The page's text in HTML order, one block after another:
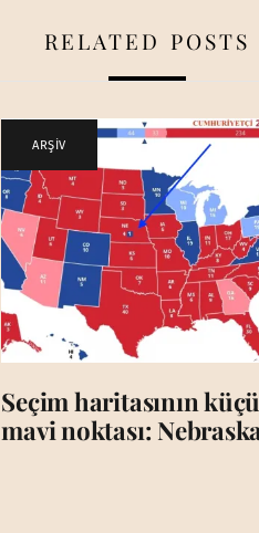
RELATED POSTS
ARŞİV
Seçim haritasının
mavi noktası: Nebraska